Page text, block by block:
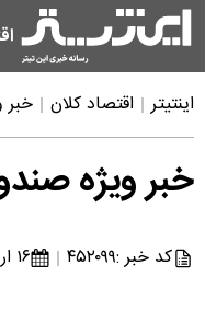
اینتیتر اقتصاد کلان خبر
خبر ویژه
کد خبر :۴۵۲۰۹۹ ۱۶ اردیبهشت ۱۴۰۵ - ۱۵:۰۵